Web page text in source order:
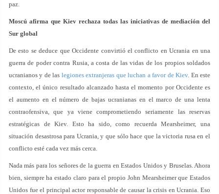
paz.
Moscú afirma que Kiev rechaza todas las iniciativas de mediación del
Sur global
De esto se deduce que Occidente convirtió el conflicto en Ucrania en una
guerra de poder contra Rusia, a costa de las vidas de los propios soldados
ucranianos y de las legiones extranjeras que luchan a favor de Kiev. En este
contexto, el único resultado alcanzado hasta el momento por Occidente es
el aumento en el número de bajas ucranianas en el marco de una lenta
contraofensiva, que ya viene comprometiendo seriamente las reservas
estratégicas de Kiev. Esto ha sido, como recuerda Mearsheimer, una
situación desastrosa para Ucrania, y que sólo hace que la victoria rusa en el
conflicto esté cada vez más cerca.
Nada más para los señores de la guerra en Estados Unidos y Bruselas. Ahora
bien, siempre ha estado claro para el propio John Mearsheimer que Estados
Unidos fue el principal actor responsable de causar la crisis en Ucrania. Eso